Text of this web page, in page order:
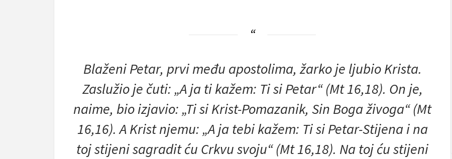
Blaženi Petar, prvi među apostolima, žarko je ljubio Krista.
Zaslužio je čuti: „A ja ti kažem: Ti si Petar“ (Mt 16,18). On je,
naime, bio izjavio: „Ti si Krist-Pomazanik, Sin Boga živoga“ (Mt
16,16). A Krist njemu: „A ja tebi kažem: Ti si Petar-Stijena i na
toj stijeni sagradit ću Crkvu svoju“ (Mt 16,18). Na toj ću stijeni